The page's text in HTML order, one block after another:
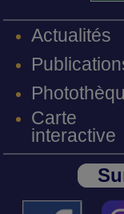
Actualités
Carte
interactive